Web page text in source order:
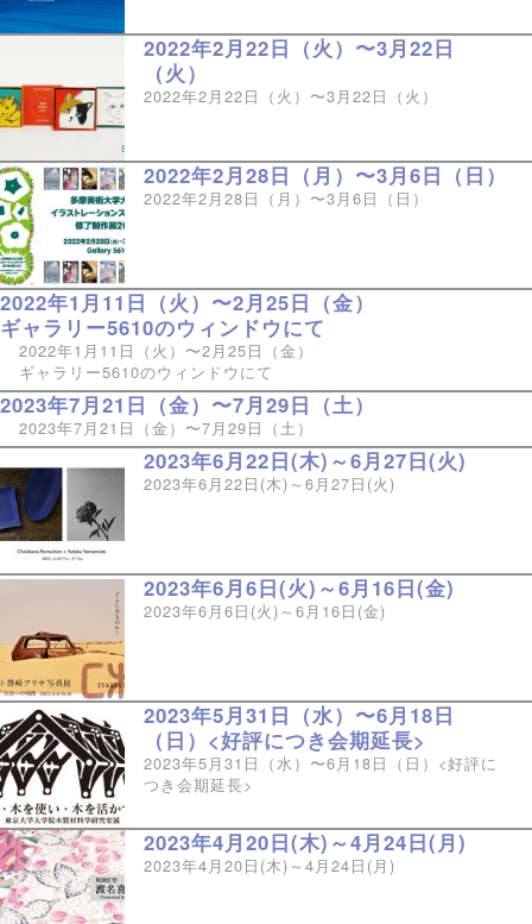
2022年2月22日（火）〜3月22日
（火）
2022年2月22日（火）〜3月22日（火）
2022年2月28日（月）〜3月6日（日）
2022年2月28日（月）〜3月6日（日）
2022年1月11日（火）〜2月25日（金）
ギャラリー5610のウィンドウにて
2022年1月11日（火）〜2月25日（金）
ギャラリー5610のウィンドウにて
2023年7月21日（金）〜7月29日（土）
2023年7月21日（金）〜7月29日（土）
2023年6月22日(木)～6月27日(火)
2023年6月22日(木)～6月27日(火)
2023年6月6日(火)～6月16日(金)
2023年6月6日(火)～6月16日(金)
2023年5月31日（水）〜6月18日
（日）<好評につき会期延長>
2023年5月31日（水）〜6月18日（日）<好評に
つき会期延長>
2023年4月20日(木)～4月24日(月)
2023年4月20日(木)～4月24日(月)